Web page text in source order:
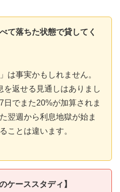
て落ちた状態で貸してく
は事実かもしれません。
を返せる見通しはありまし
でまた20%が加算されま
翌週から利息地獄が始ま
ことは違います。
ケーススタディ】